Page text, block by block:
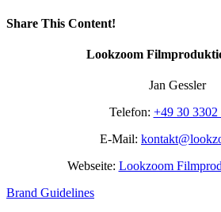
Share This Content!
Lookzoom
Jan Gessler
Telefon: +49 30 3302
E-Mail:
Webseite: Lookzoom
Brand Guidelines